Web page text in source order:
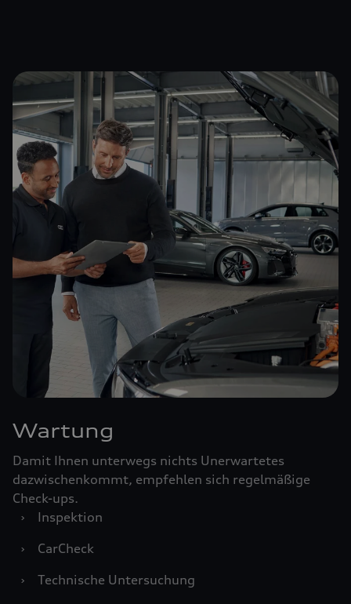
Wartung
Damit Ihnen unterwegs nichts Unerwartetes
dazwischenkommt, empfehlen sich regelmäßige
Check-ups.
›
Inspektion
›
CarCheck
›
Technische Untersuchung